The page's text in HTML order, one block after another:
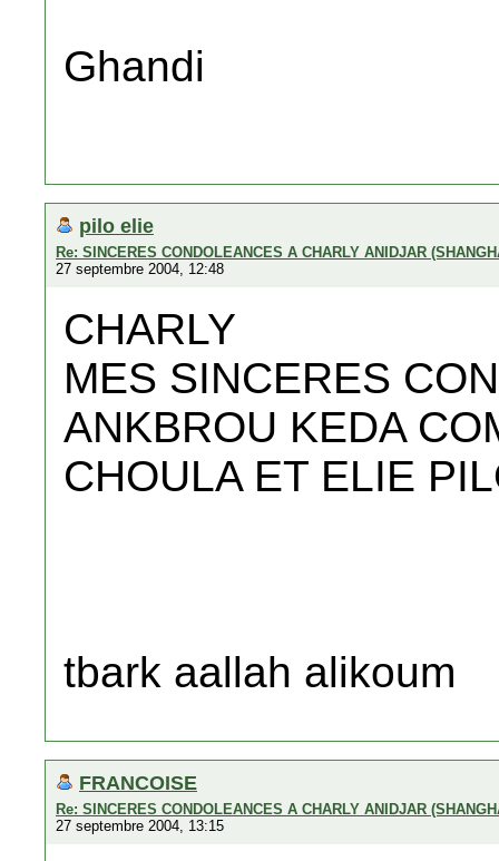
Ghandi
pilo elie
Re: SINCERES CONDOLEANCES A CHARLY ANIDJAR
27 septembre 2004, 12:48
CHARLY
MES SINCERES
ANKBROU KEDA
CHOULA ET ELIE
tbark aallah alikoum
FRANCOISE
Re: SINCERES CONDOLEANCES A CHARLY ANIDJAR
27 septembre 2004, 13:15